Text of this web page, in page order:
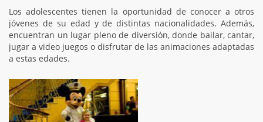
Los adolescentes tienen la oportunidad de conocer a otros
jóvenes de su edad y de distintas nacionalidades. Además,
encuentran un lugar pleno de diversión, donde bailar, cantar,
jugar a video juegos o disfrutar de las animaciones adaptadas
a estas edades.